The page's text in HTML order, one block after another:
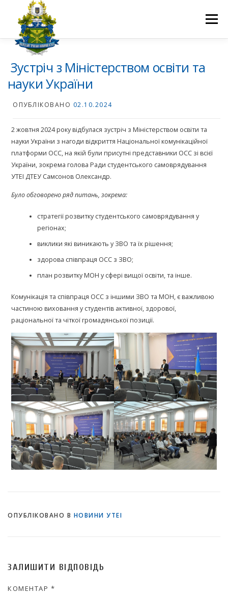
Меню
ПРО НАС
Зустріч з Міністерством освіти та
науки України
ОПУБЛІКОВАНО 02.10.2024
2 жовтня 2024 року відбулася зустріч з Міністерством освіти та
науки України з нагоди відкриття Національної комунікаційної
платформи ОСС, на якій були присутні представники ОСС зі всієї
України, зокрема голова Ради студентського самоврядування
УТЕІ ДТЕУ Самсонов Олександр.
Було обговорено ряд питань, зокрема:
стратегії розвитку студентського самоврядування у
регіонах;
виклики які виникають у ЗВО та їх рішення;
здорова співпраця ОСС з ЗВО;
план розвитку МОН у сфері вищої освіти, та інше.
Комунікація та співпраця ОСС з іншими ЗВО та МОН, є важливою
частиною виховання у студентів активної, здорової,
раціональної та чіткої громадянської позиції.
ОПУБЛІКОВАНО В НОВИНИ УТЕІ
ЗАЛИШИТИ ВІДПОВІДЬ
КОМЕНТАР *